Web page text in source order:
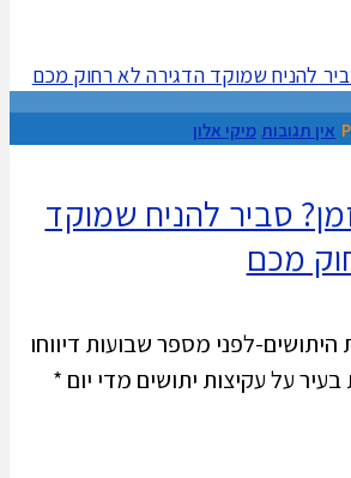
אין תגובות מיקי אלון
סביר להניח שמוקד
מכם
היתושים-לפני מספר שבועות דיווחו
על עקיצות יתושים מדי יום *